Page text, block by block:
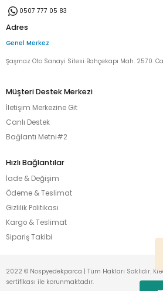
0507 777 05 83
Adres
Genel Merkez
Şaşmaz Oto Sanayi Sitesi Bahçekapı Mah. 2570.
Müşteri Destek Merkezi
İletişim Merkezine Git
Canlı Destek
Bağlantı Metni#2
Hızlı Bağlantılar
İade & Değişim
Ödeme & Teslimat
Gizlilik Politikası
Kargo & Teslimat
Sipariş Takibi
2022 © Nospyedekparca | Tüm Hakları Saklıdır.
sertifikası ile korunmaktadır.